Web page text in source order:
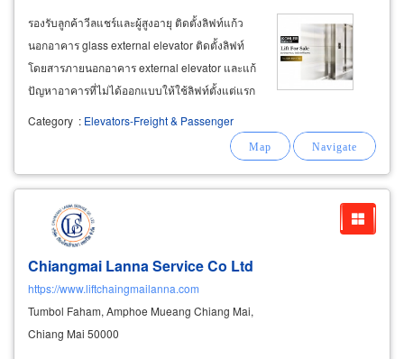
รองรับลูกค้าวีลแชร์และผู้สูงอายุ ติดตั้งลิฟท์แก้ว
นอกอาคาร glass external elevator ติดตั้งลิฟท์
โดยสารภายนอกอาคาร external elevator และแก้
ปัญหาอาคารที่ไม่ได้ออกแบบให้ใช้ลิฟท์ตั้งแต่แรก
พยาบาลมีประตูลิฟท์เข้าออกด้านเดียวหรือ 2 ด้าน
Category : Elevators-Freight & Passenger
Chiangmai Lanna Service Co Ltd
https://www.liftchaingmailanna.com
Tumbol Faham, Amphoe Mueang Chiang Mai,
Chiang Mai 50000